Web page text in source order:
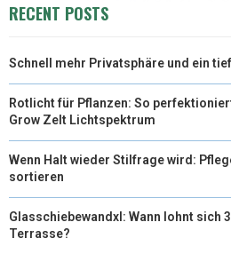
R
RECENT POSTS
Schnell mehr Privatsphäre und ein
Rotlicht für Pflanzen: So
Grow Zelt Lichtspektrum
Wenn Halt wieder Stilfrage wird:
sortieren
Glasschiebewandxl: Wann lohnt sich
Terrasse?